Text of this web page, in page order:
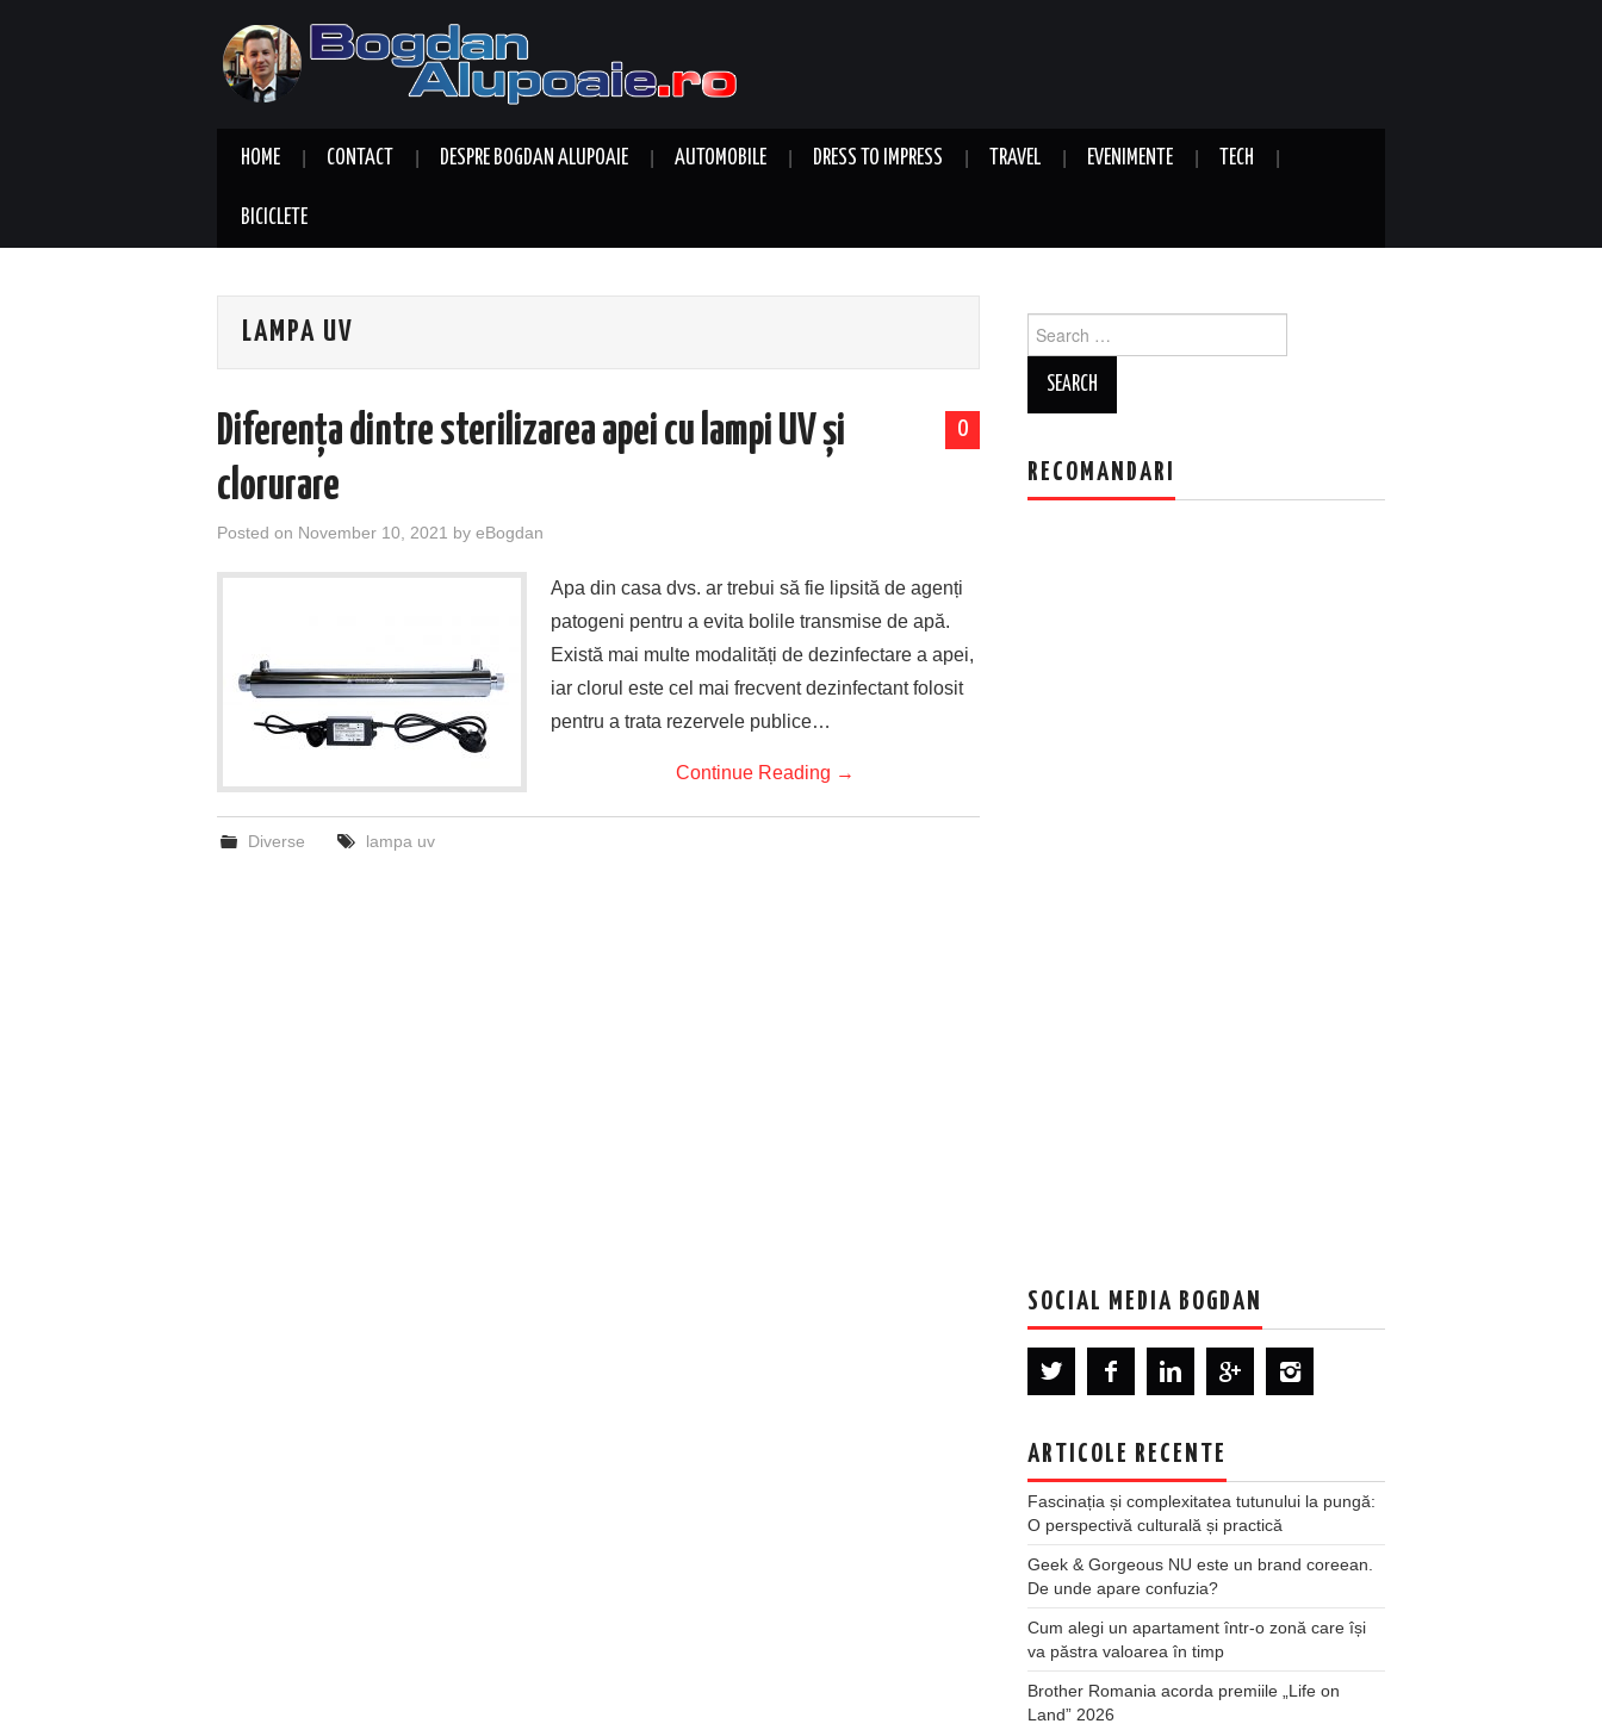
HOME CONTACT DESPRE BOGDAN ALUPOAIE AUTOMOBILE DRESS TO IMPRESS TRAVEL EVENIMENTE TECH
BICICLETE
LAMPA UV
0
Diferența dintre sterilizarea apei cu lampi UV și
clorurare
Posted on November 10, 2021 by eBogdan
Apa din casa dvs. ar trebui să fie lipsită de agenți
patogeni pentru a evita bolile transmise de apă.
Există mai multe modalități de dezinfectare a apei,
iar clorul este cel mai frecvent dezinfectant folosit
pentru a trata rezervele publice…
Continue Reading →
Diverse lampa uv
for:
RECOMANDARI
SOCIAL MEDIA BOGDAN
ARTICOLE RECENTE
Fascinația și complexitatea tutunului la pungă:
O perspectivă culturală și practică
Geek & Gorgeous NU este un brand coreean.
De unde apare confuzia?
Cum alegi un apartament într-o zonă care își
va păstra valoarea în timp
Brother Romania acorda premiile „Life on
Land” 2026